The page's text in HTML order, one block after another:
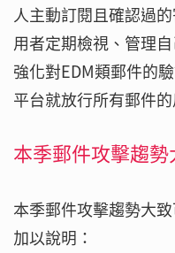
人主動訂閱且確認過
用者定期檢視、管理
強化對EDM類郵件的
平台就放行所有郵件的
本季郵件攻擊趨
本季郵件攻擊趨勢大
加以說明：